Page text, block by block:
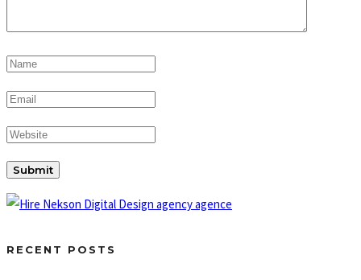
RECENT POSTS